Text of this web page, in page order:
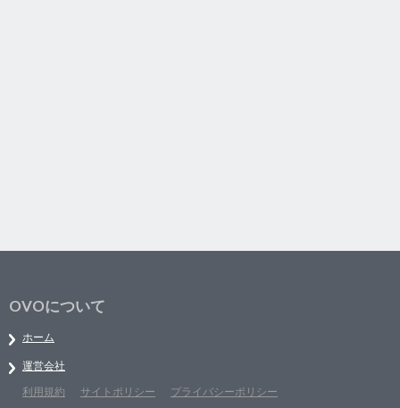
OVOについて
ホーム
運営会社
利用規約
サイトポリシー プライバシーポリシー